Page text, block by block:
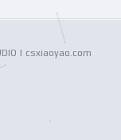
| csxiaoyao.com